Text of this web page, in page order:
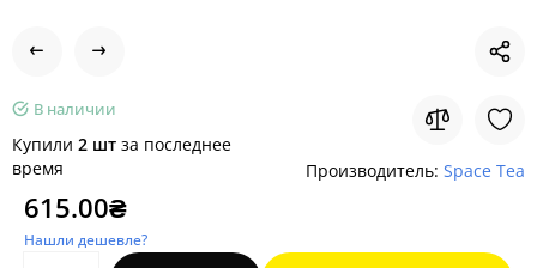
В наличии
Купили 2 шт за последнее
время
Производитель: Space Tea
615.00₴
Нашли дешевле?